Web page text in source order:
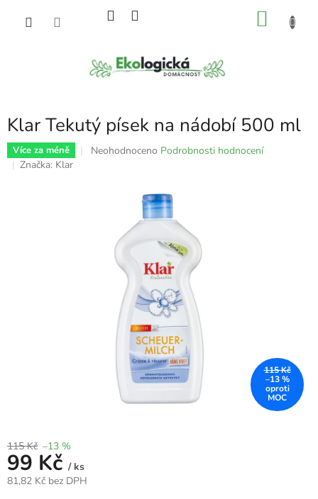
Klar Tekutý písek na nádobí 500 ml
Více za méně
Průměrné
hvězdiček.
Neohodnoceno Podrobnosti hodnocení
Značka: Klar
115 Kč
–13 %
115 Kč –13 %
99 Kč / ks
81,82 Kč bez DPH